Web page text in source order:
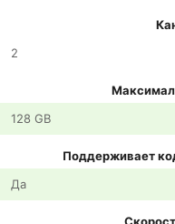
2
128 GB
Поддерживает
Да